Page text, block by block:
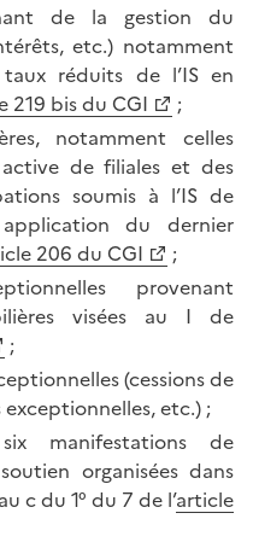
de la gestion du
etc.) notamment
réduits de l’IS en
219 bis du CGI
;
notamment celles
de filiales et des
soumis à l’IS de
du dernier
206 du CGI
;
provenant
visées au I de
;
(cessions de
etc.) ;
manifestations de
organisées dans
c du 1° du 7 de l’article